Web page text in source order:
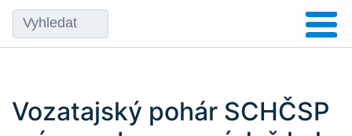
Vozatajský pohár SCHČSP